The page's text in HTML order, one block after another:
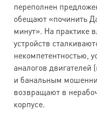
переполнен
обещают «починить
минут». На практике
устройств
некомпетентностью,
аналогов двигателей
и банальным
возвращают в
корпусе.